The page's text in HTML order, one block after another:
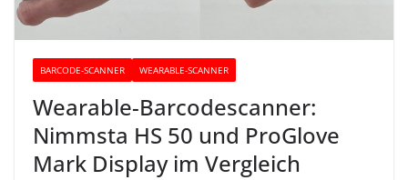
BARCODE-SCANNER WEARABLE-SCANNER
Wearable-Barcodescanner:
Nimmsta HS 50 und ProGlove
Mark Display im Vergleich